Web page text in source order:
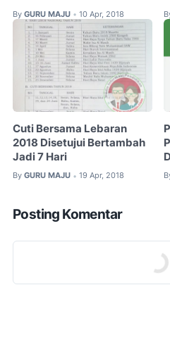
By GURU MAJU • 10 Apr, 2018
Cuti Bersama Lebaran
2018 Disetujui Bertambah
Jadi 7 Hari
By GURU MAJU • 19 Apr, 2018
Posting Komentar